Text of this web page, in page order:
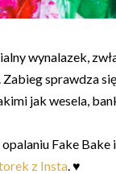
wynalazek,
sprawdza
jak wesela,
Fake
z Insta . ♥